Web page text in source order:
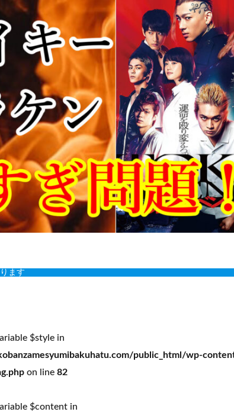
ます
$style in
public_html/wp-
on line 82
$content in